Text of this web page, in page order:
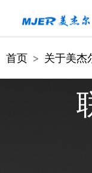
首页
关于美杰尔
首页 关于美杰